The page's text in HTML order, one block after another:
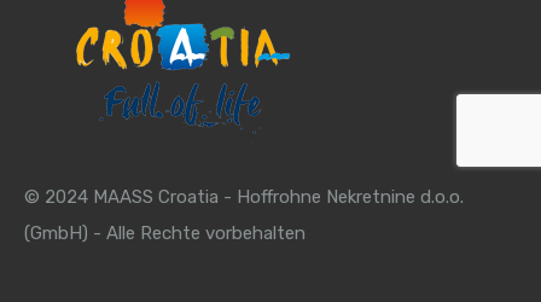
© 2024 MAASS Croatia - Hoffrohne Nekretnine d.o.o.
(GmbH) - Alle Rechte vorbehalten